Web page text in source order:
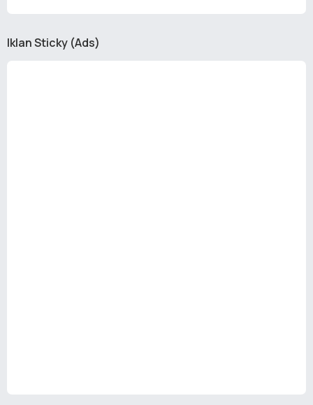
Iklan Sticky (Ads)